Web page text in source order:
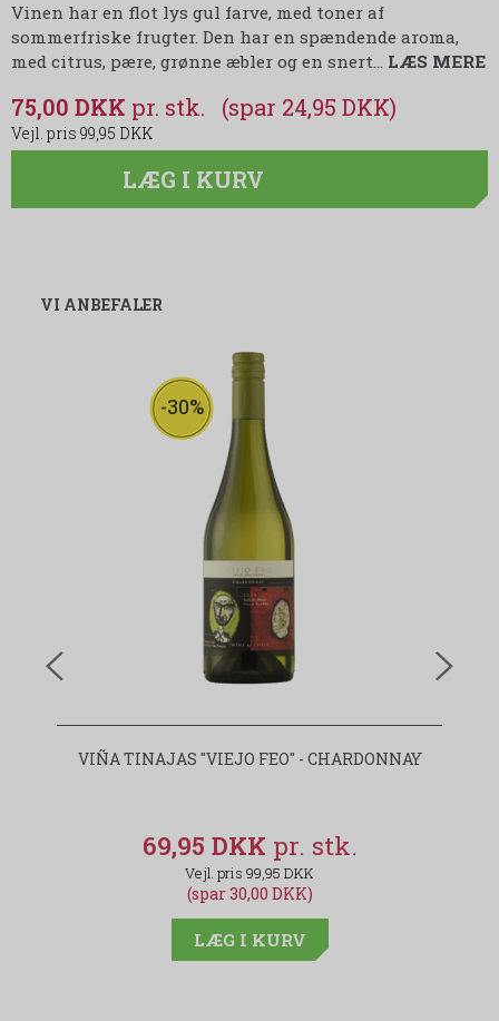
Vinen har en flot lys gul farve, med toner af
sommerfriske frugter. Den har en spændende aroma,
med citrus, pære, grønne æbler og en snert… LÆS MERE
75,00 DKK
99,95 DKK
(spar 24,95 DKK)
LÆG I KURV
VI ANBEFALER
-30%
VIÑA TINAJAS "VIEJO FEO" - CHARDONNAY
69,95 DKK
99,95 DKK
(spar 30,00 DKK)
LÆG I KURV